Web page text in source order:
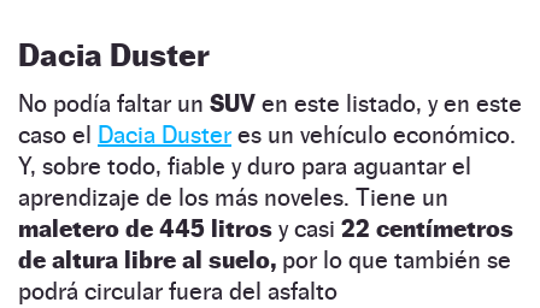
Dacia Duster
No podía faltar un SUV en este listado, y en este
caso el Dacia Duster es un vehículo económico.
Y, sobre todo, fiable y duro para aguantar el
aprendizaje de los más noveles. Tiene un
maletero de 445 litros y casi 22 centímetros
de altura libre al suelo, por lo que también se
podrá circular fuera del asfalto